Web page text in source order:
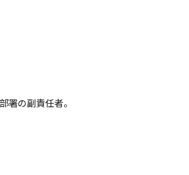
署の副責任者。